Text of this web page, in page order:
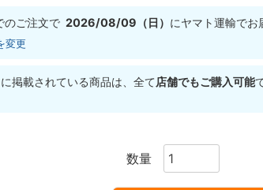
のご注文で 2026/08/09（日） にヤマト運輸でお
変更
掲載されている商品は、全て店舗でもご購入可能